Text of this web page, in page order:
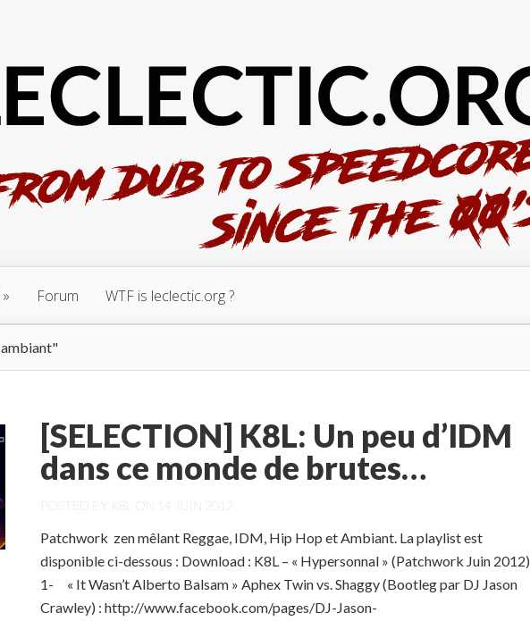
Forum WTF is leclectic.org ?
ambiant"
[SELECTION] K8L: Un peu d’IDM
dans ce monde de brutes…
POSTED BY K8L ON 14 JUIN 2012
Patchwork zen mêlant Reggae, IDM, Hip Hop et Ambiant. La playlist est
disponible ci-dessous : Download : K8L – « Hypersonnal » (Patchwork Juin 2012)
1- « It Wasn’t Alberto Balsam » Aphex Twin vs. Shaggy (Bootleg par DJ Jason
Crawley) : http://www.facebook.com/pages/DJ-Jason-